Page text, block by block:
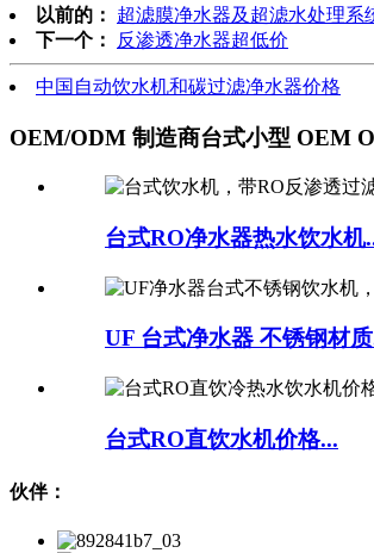
以前的：
超滤膜净水器及超滤水处理系
下一个：
反渗透净水器超低价
中国自动饮水机和碳过滤净水器价格
OEM/ODM 制造商台式小型 OEM
台式RO净水器热水饮水机
UF 台式净水器 不锈钢材
台式RO直饮水机价格...
伙伴：